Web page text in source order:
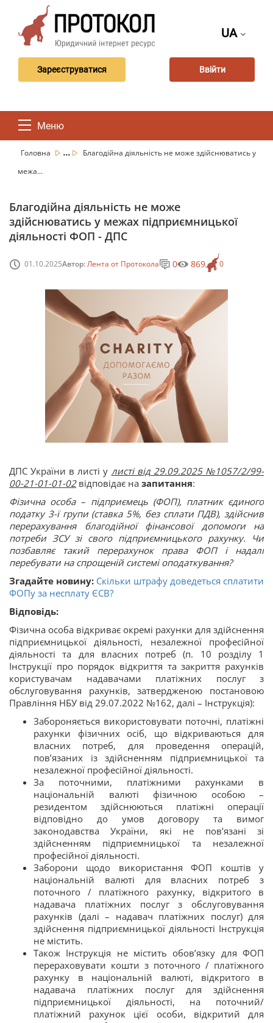
UA
Зареєструватися Ввійти
Меню
Головна ...
Благодійна діяльність не може здійснюватись у
межа...
Благодійна діяльність не може
здійснюватись у межах підприємницької
діяльності ФОП - ДПС
01.10.2025Автор:Лента от Протокола 0
0 869
ДПС України в листі у листі від 29.09.2025 №1057/2/99-
00-21-01-01-02відповідає на запитання:
Фізична особа – підприємець (ФОП), платник єдиного
податку 3-ї групи (ставка 5%, без сплати ПДВ), здійснив
перерахування благодійної фінансової допомоги на
потреби ЗСУ зі свого підприємницького рахунку. Чи
позбавляє такий перерахунок права ФОП і надалі
перебувати на спрощеній системі оподаткування?
Згадайте новину: Скільки штрафу доведеться сплатити
ФОПу за несплату ЄСВ?
Відповідь:
Фізична особа відкриває окремі рахунки для здійснення
підприємницької діяльності, незалежної професійної
діяльності та для власних потреб (п. 10 розділу 1
Інструкції про порядок відкриття та закриття рахунків
користувачам надавачами платіжних послуг з
обслуговування рахунків, затвердженою постановою
Правління НБУ від 29.07.2022 №162, далі – Інструкція):
Забороняється використовувати поточні, платіжні
рахунки фізичних осіб, що відкриваються для
власних потреб, для проведення операцій,
пов’язаних із здійсненням підприємницької та
незалежної професійної діяльності.
За поточними, платіжними рахунками в
національній валюті фізичною особою –
резидентом здійснюються платіжні операції
відповідно до умов договору та вимог
законодавства України, які не пов’язані зі
здійсненням підприємницької та незалежної
професійної діяльності.
Заборони щодо використання ФОП коштів у
національній валюті для власних потреб з
поточного / платіжного рахунку, відкритого в
надавача платіжних послуг з обслуговування
рахунків (далі – надавач платіжних послуг) для
здійснення підприємницької діяльності Інструкція
не містить.
Також Інструкція не містить обов’язку для ФОП
перераховувати кошти з поточного / платіжного
рахунку в національній валюті, відкритого в
надавача платіжних послуг для здійснення
підприємницької діяльності, на поточний/
платіжний рахунок цієї особи, відкритий для